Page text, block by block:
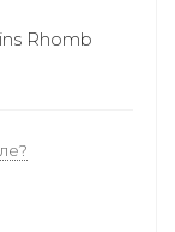
Rhomb